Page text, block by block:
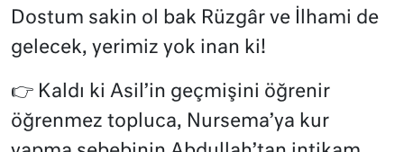
Dostum sakin ol bak Rüzgâr ve İlhami de
gelecek, yerimiz yok inan ki!
👉 Kaldı ki Asil’in geçmişini öğrenir
öğrenmez topluca, Nursema’ya kur